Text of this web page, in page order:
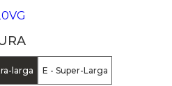
larga E - Super-Larga